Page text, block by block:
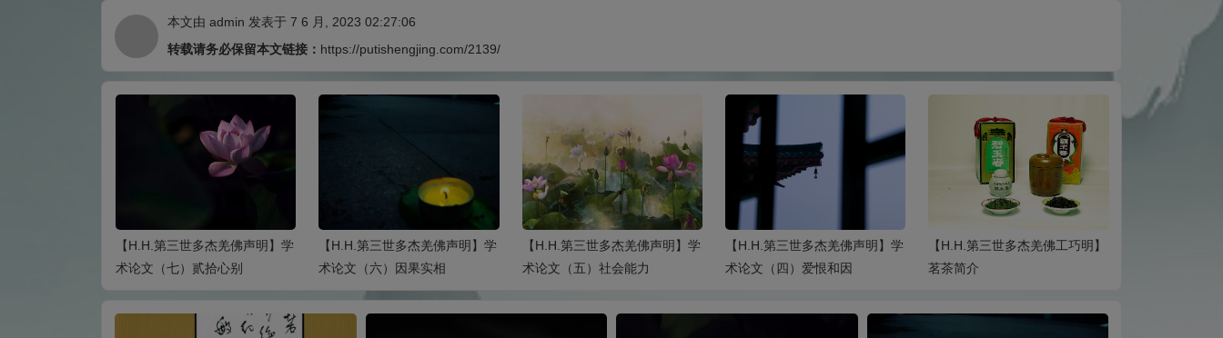
本文由 admin 发表于 7 6 月, 2023 02:27:06
转载请务必保留本文链接： https://putishengjing.com/2139/
【H.H.第三世多杰羌佛声明】学
术论文（七）贰拾心别
【H.H.第三世多杰羌佛声明】学
术论文（六）因果实相
【H.H.第三世多杰羌佛声明】学
术论文（五）社会能力
【H.H.第三世多杰羌佛声明】学
术论文（四）爱恨和因
【H.H.第三世多杰羌佛工巧明】
茗茶简介